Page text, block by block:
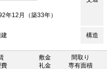
年12月（築33年）
建 構造
敷金
礼金
間取り
専有面積